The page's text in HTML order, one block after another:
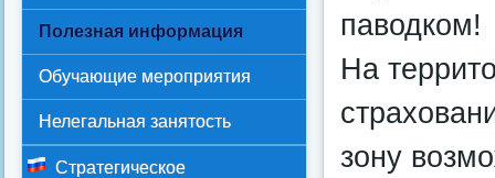
паводком!
На
зону
Полезная информация
Обучающие мероприятия
Нелегальная занятость
Стратегическое